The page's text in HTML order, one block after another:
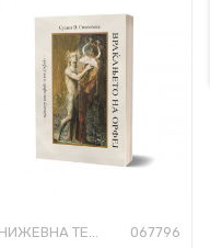
КНИЖЕВНА ТЕОРИЈА И КРИТИКА 067796